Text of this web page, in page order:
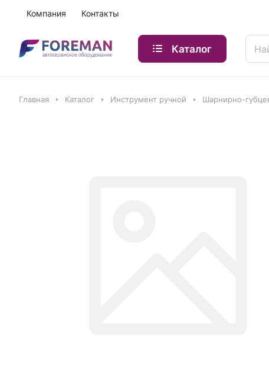
Компания Контакты
Каталог
Главная Каталог Инструмент ручной Шарнирно-